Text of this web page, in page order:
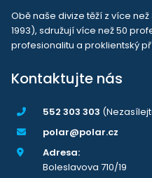
Obě naše divize těží z více
1993), sdružují více než 50
profesionalitu a proklientský
Kontaktujte nás
552 303 303
polar@polar.cz
Adresa:
Boleslavova 710/19